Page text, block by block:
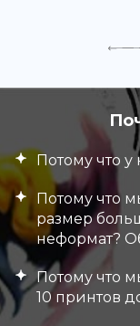
Потому что у
Потому что
размер
неформат?
Потому что
10 принтов